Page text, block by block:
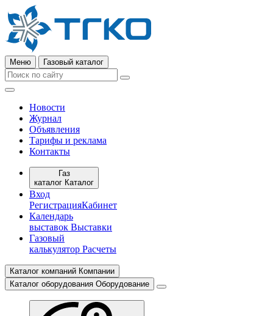
Меню Газовый каталог
Новости
Журнал
Объявления
Тарифы и реклама
Контакты
Газ
каталог Каталог
Вход
РегистрацияКабинет
Календарь
выставок Выставки
Газовый
калькулятор Расчеты
Каталог компаний Компании
Каталог оборудования Оборудование